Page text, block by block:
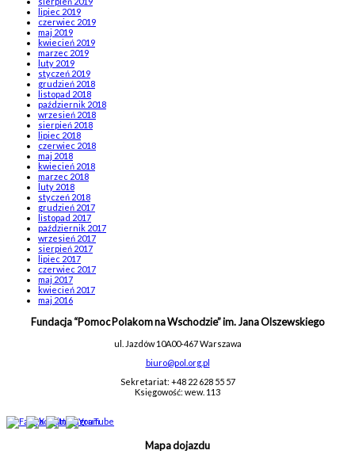
lipiec 2019
czerwiec 2019
maj 2019
kwiecień 2019
marzec 2019
luty 2019
styczeń 2019
grudzień 2018
listopad 2018
październik 2018
wrzesień 2018
sierpień 2018
lipiec 2018
czerwiec 2018
maj 2018
kwiecień 2018
marzec 2018
luty 2018
styczeń 2018
grudzień 2017
listopad 2017
październik 2017
wrzesień 2017
sierpień 2017
lipiec 2017
czerwiec 2017
maj 2017
kwiecień 2017
maj 2016
Fundacja “Pomoc Polakom na Wschodzie” im. Jana Olszewskiego
ul. Jazdów 10A00-467 Warszawa
biuro@pol.org.pl
Sekretariat: +48 22 628 55 57
Księgowość: wew. 113
Mapa dojazdu